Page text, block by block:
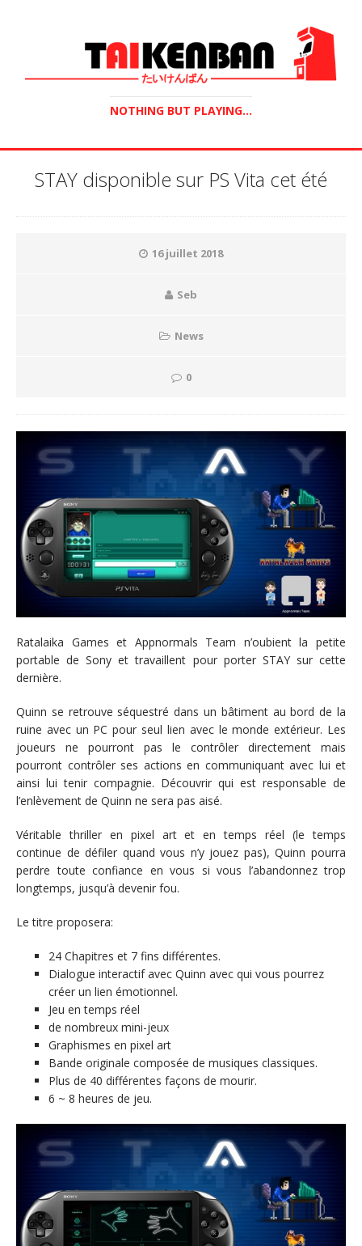
NOTHING BUT PLAYING...
STAY disponible sur PS Vita cet été
16 juillet 2018
Seb
News
0
Ratalaika Games et Appnormals Team n’oubient la petite
portable de Sony et travaillent pour porter STAY sur cette
dernière.
Quinn se retrouve séquestré dans un bâtiment au bord de la
ruine avec un PC pour seul lien avec le monde extérieur. Les
joueurs ne pourront pas le contrôler directement mais
pourront contrôler ses actions en communiquant avec lui et
ainsi lui tenir compagnie. Découvrir qui est responsable de
l’enlèvement de Quinn ne sera pas aisé.
Véritable thriller en pixel art et en temps réel (le temps
continue de défiler quand vous n’y jouez pas), Quinn pourra
perdre toute confiance en vous si vous l’abandonnez trop
longtemps, jusqu’à devenir fou.
Le titre proposera:
24 Chapitres et 7 fins différentes.
Dialogue interactif avec Quinn avec qui vous pourrez
créer un lien émotionnel.
Jeu en temps réel
de nombreux mini-jeux
Graphismes en pixel art
Bande originale composée de musiques classiques.
Plus de 40 différentes façons de mourir.
6 ~ 8 heures de jeu.